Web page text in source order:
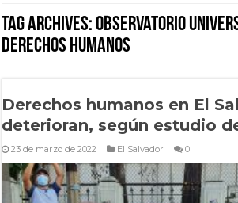
Tag Archives:Observatorio
Derechos Humanos
Derechos humanos en El
deterioran, según estudio
23 de marzo de 2022 El Salvador 0